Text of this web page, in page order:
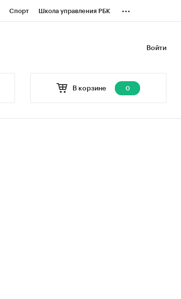
Спорт Школа управления РБК ...
Войти
В корзине 0